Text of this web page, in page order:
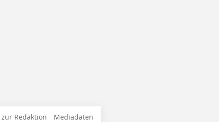
Redaktion Mediadaten